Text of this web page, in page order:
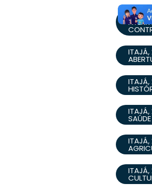
ITAJÁ,
ITAJÁ,
ITAJÁ,
SAÚDE
ITAJÁ,
ITAJÁ,